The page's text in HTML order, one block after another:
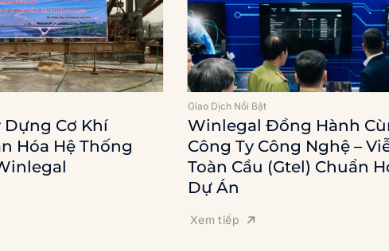
Dựng Cơ Khí
Hóa Hệ Thống
Giao Dịch Nổi Bật
Winlegal Đồng Hành
Công Ty Công Nghệ –
Toàn Cầu (Gtel) Chuẩn
Dự Án
Xem tiếp